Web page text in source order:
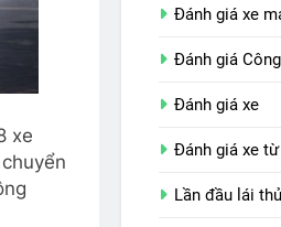
xe
Đánh giá xe
Đánh giá
Đánh giá xe
Đánh giá xe
Lần đầu lái